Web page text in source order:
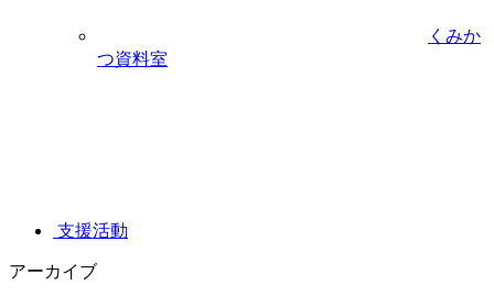
くみか
つ資料室
支援活動
アーカイブ